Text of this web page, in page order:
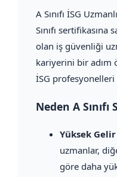
A Sınıfı İSG
Sınıfı
olan iş güvenliği
kariyerini bir adım
İSG
Neden A
Yüksek
uzmanlar,
göre daha